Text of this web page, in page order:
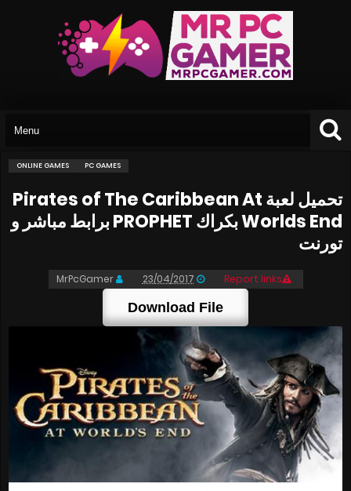
ONLINE GAMES PC GAMES
تحميل لعبة Pirates of The Caribbean At
Worlds End بكراك PROPHET برابط مباشر و
تورنت
MrPcGamer 23/04/2017 Report links
Download File